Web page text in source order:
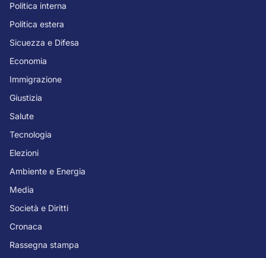
Politica interna
Politica estera
Sicuezza e Difesa
Economia
Immigrazione
Giustizia
Salute
Tecnologia
Elezioni
Ambiente e Energia
Media
Società e Diritti
Cronaca
Rassegna stampa